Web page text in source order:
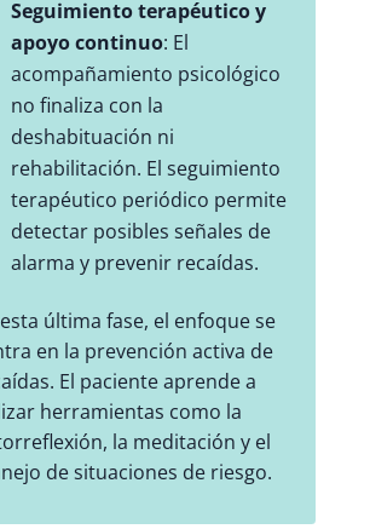
Seguimiento terapéutico y
apoyo continuo: El
acompañamiento psicológico
no finaliza con la
deshabituación ni
rehabilitación. El seguimiento
terapéutico periódico permite
detectar posibles señales de
alarma y prevenir recaídas.
última fase, el enfoque se
en la prevención activa de
El paciente aprende a
herramientas como la
la meditación y el
de situaciones de riesgo.